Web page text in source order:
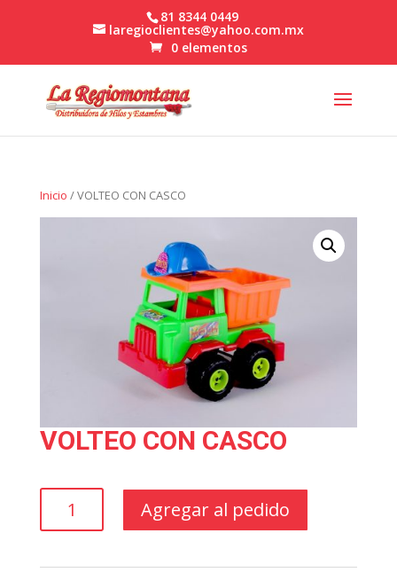
81 8344 0449
laregioclientes@yahoo.com.mx
0 elementos
Inicio / VOLTEO CON CASCO
VOLTEO CON CASCO
Agregar al pedido